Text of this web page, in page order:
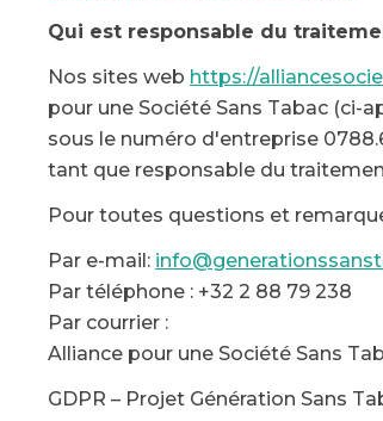
Qui est responsable du
Nos sites web https://
pour une Société Sans Tabac (ci-
sous le numéro d'entreprise
tant que responsable du
Pour toutes questions et
Par e-mail:
Par téléphone : +32 2 88 79 238
Par courrier :
Alliance pour une Société Sans
GDPR – Projet Génération Sans